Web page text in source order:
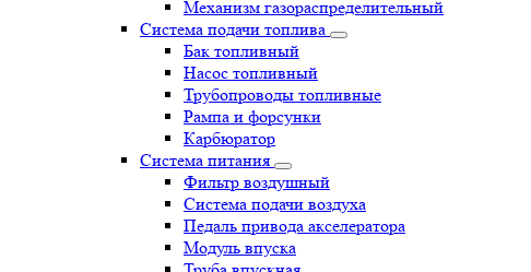
Механизм газораспределительный
Система подачи топлива
Бак топливный
Насос топливный
Трубопроводы топливные
Рампа и форсунки
Карбюратор
Система питания
Фильтр воздушный
Система подачи воздуха
Педаль привода акселератора
Модуль впуска